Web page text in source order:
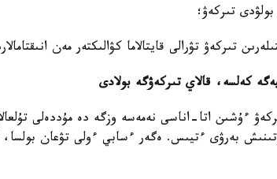
تىركەۋ؛
تىركەۋ تۋرالى قايتالاما كۋالىكتەر مەن
كەلسە، قالاي تىركەۋگە بولادى
ءۇشىن اتا-اناسى نەمەسە وزگە دە مۇددەلى
بەرۋى ءتيىس. ەگەر ءسابي ءولى تۋعان